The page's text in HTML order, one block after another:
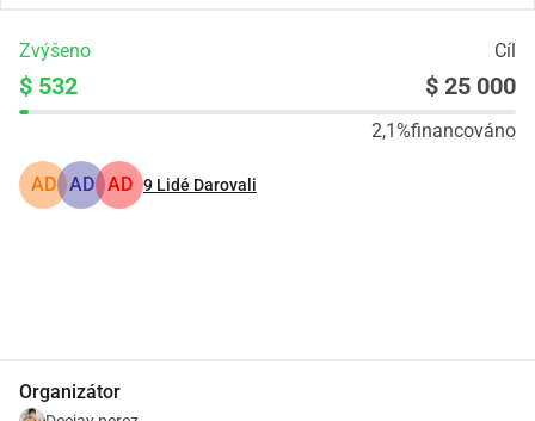
Zvýšeno Cíl
$ 532 $ 25 000
2,1%financováno
AD AD AD 9 Lidé Darovali
Organizátor